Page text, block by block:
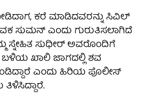
ಕರೆ ಮಾಡಿದವರನ್ನು ಸಿವಿಲ್
ಸುಮನ್ ಎಂದು ಗುರುತಿಸಲಾಗಿದೆ
ಸ್ನೇಹಿತ ಸುಧೀರ್ ಅವರೊಂದಿಗೆ
ಖಾಲಿ ಜಾಗದಲ್ಲಿ ಶವ
ಎಂದು ಹಿರಿಯ ಪೊಲೀಸ್